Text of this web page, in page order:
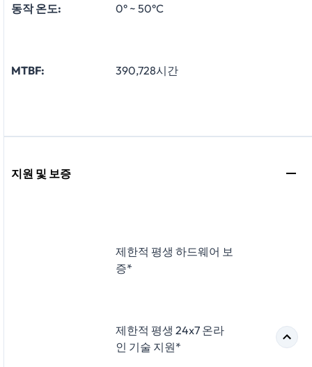
동작 온도: 0° ~ 50°C
MTBF: 390,728시간
지원 및 보증
제한적 평생 하드웨어 보
증*
제한적 평생 24x7 온라
인 기술 지원*